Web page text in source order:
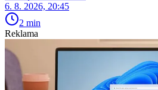
6. 8. 2026, 20:45
2 min
Reklama